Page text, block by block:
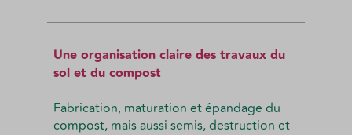
Une organisation claire des travaux du
sol et du compost
Fabrication, maturation et épandage du
compost, mais aussi semis, destruction et